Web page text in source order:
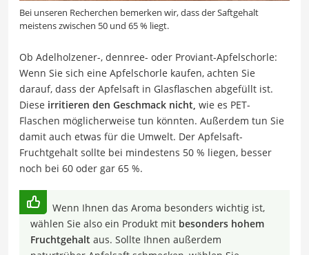
Bei unseren Recherchen bemerken wir, dass der Saftgehalt
meistens zwischen 50 und 65 % liegt.
Ob Adelholzener-, dennree- oder Proviant-Apfelschorle:
Wenn Sie sich eine Apfelschorle kaufen, achten Sie
darauf, dass der Apfelsaft in Glasflaschen abgefüllt ist.
Diese irritieren den Geschmack nicht, wie es PET-
Flaschen möglicherweise tun könnten. Außerdem tun Sie
damit auch etwas für die Umwelt. Der Apfelsaft-
Fruchtgehalt sollte bei mindestens 50 % liegen, besser
noch bei 60 oder gar 65 %.
Wenn Ihnen das Aroma besonders wichtig ist,
wählen Sie also ein Produkt mit besonders hohem
Fruchtgehalt aus. Sollte Ihnen außerdem